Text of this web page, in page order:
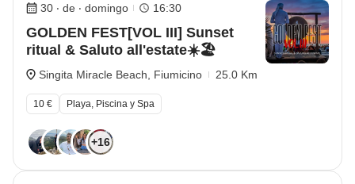
30 ‧ de ‧ domingo 16:30
GOLDEN FEST[VOL III] Sunset
ritual & Saluto all'estate☀️🏖️
Singita Miracle Beach, Fiumicino 25.0 Km
10 € Playa, Piscina y Spa
+16